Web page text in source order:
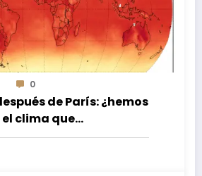
0
de París: ¿hemos
clima que